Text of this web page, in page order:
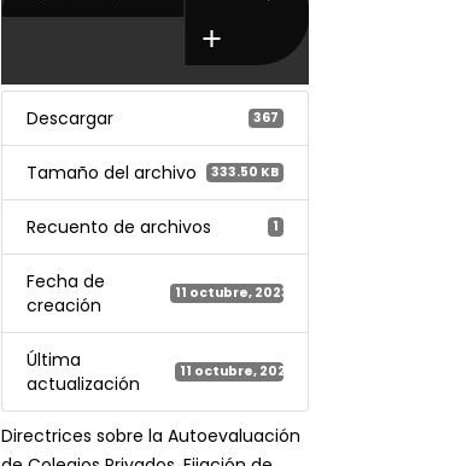
Descargar 367
Tamaño del archivo 333.50 KB
Recuento de archivos 1
Fecha de
creación
11 octubre, 2023
Última
actualización
11 octubre, 2023
Directrices sobre la Autoevaluación